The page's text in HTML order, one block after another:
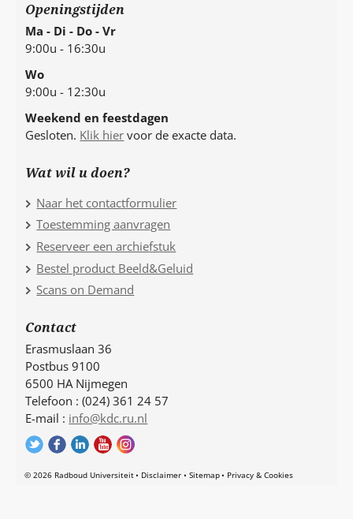
Openingstijden
Ma - Di - Do - Vr
9:00u - 16:30u
Wo
9:00u - 12:30u
Weekend en feestdagen
Gesloten. Klik hier voor de exacte data.
Wat wil u doen?
Naar het contactformulier
Toestemming aanvragen
Reserveer een archiefstuk
Bestel product Beeld&Geluid
Scans on Demand
Contact
Erasmuslaan 36
Postbus 9100
6500 HA Nijmegen
Telefoon : (024) 361 24 57
E-mail : info@kdc.ru.nl
© 2026 Radboud Universiteit Disclaimer Sitemap Privacy & Cookies